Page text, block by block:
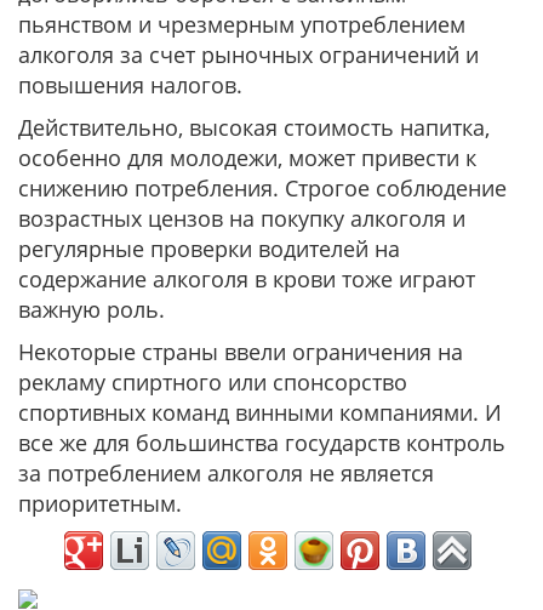
пьянством и чрезмерным употреблением
алкоголя за счет рыночных ограничений и
повышения налогов.
Действительно, высокая стоимость напитка,
особенно для молодежи, может привести к
снижению потребления. Строгое соблюдение
возрастных цензов на покупку алкоголя и
регулярные проверки водителей на
содержание алкоголя в крови тоже играют
важную роль.
Некоторые страны ввели ограничения на
рекламу спиртного или спонсорство
спортивных команд винными компаниями. И
все же для большинства государств контроль
за потреблением алкоголя не является
приоритетным.